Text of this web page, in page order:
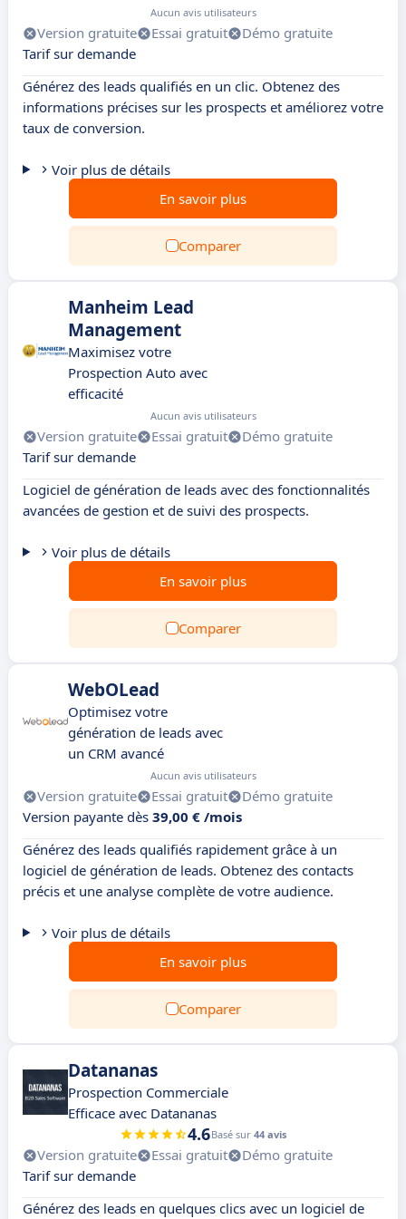
Aucun avis utilisateurs
Version gratuite Essai gratuit
Démo gratuite
Tarif sur demande
Générez des leads qualifiés en un clic. Obtenez des
informations précises sur les prospects et améliorez votre
taux de conversion.
Voir plus de détails
En savoir plus
Comparer
Manheim Lead
Management
Maximisez votre
Prospection Auto avec
efficacité
Aucun avis utilisateurs
Version gratuite Essai gratuit
Démo gratuite
Tarif sur demande
Logiciel de génération de leads avec des fonctionnalités
avancées de gestion et de suivi des prospects.
Voir plus de détails
En savoir plus
Comparer
WebOLead
Optimisez votre
génération de leads avec
un CRM avancé
Aucun avis utilisateurs
Version gratuite Essai gratuit
Démo gratuite
Version payante dès 39,00 € /mois
Générez des leads qualifiés rapidement grâce à un
logiciel de génération de leads. Obtenez des contacts
précis et une analyse complète de votre audience.
Voir plus de détails
En savoir plus
Comparer
Datananas
Prospection Commerciale
Efficace avec Datananas
4.6Basé sur 44 avis
Version gratuite Essai gratuit
Démo gratuite
Tarif sur demande
Générez des leads en quelques clics avec un logiciel de